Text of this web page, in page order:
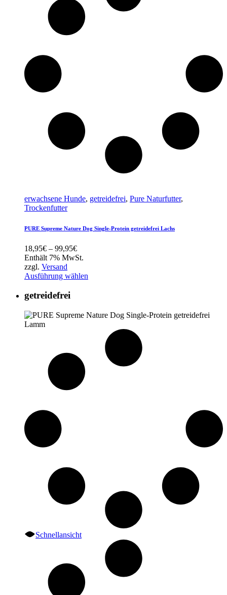
erwachsene Hunde, getreidefrei, Pure Naturfutter,
Trockenfutter
PURE Supreme Nature Dog Single-Protein getreidefrei Lachs
18,95€ – 99,95€Preisspanne:
18,95€
99,95€
Enthält 7% MwSt.
zzgl. Versand
Ausführung wählen
getreidefrei
Schnellansicht